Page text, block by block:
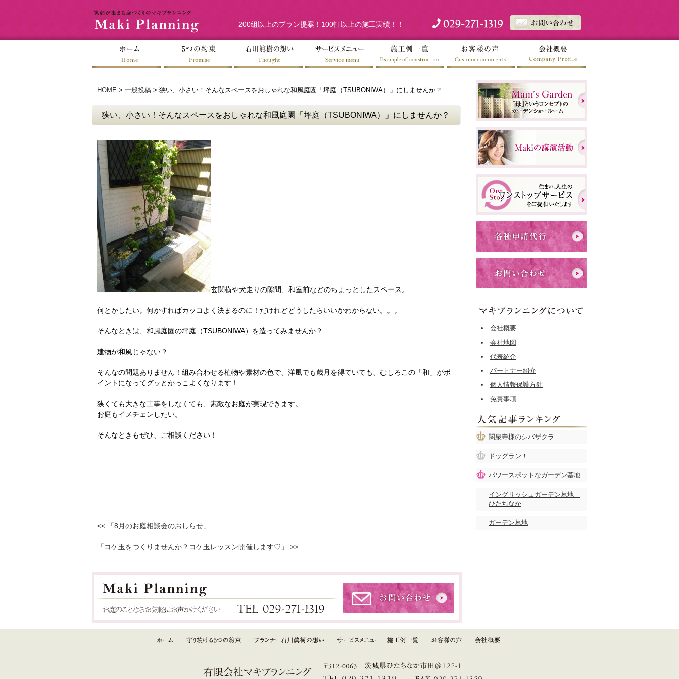
200組以上のプラン提案！100軒以上の施工実績！！
HOME > 一般投稿 > 狭い、小さい！そんなスペースをおしゃれな和風庭園「坪庭（TSUBONIWA）」にしませんか？
狭い、小さい！そんなスペースをおしゃれな和風庭園「坪庭（TSUBONIWA）」にしませんか？
玄関横や犬走りの隙間、和室前などのちょっとしたスペース。
何とかしたい。何かすればカッコよく決まるのに！だけれどどうしたらいいかわからない。。。
そんなときは、和風庭園の坪庭（TSUBONIWA）を造ってみませんか？
建物が和風じゃない？
そんなの問題ありません！組み合わせる植物や素材の色で、洋風でも歳月を得ていても、むしろこの「和」がポ
イントになってグッとかっこよくなります！
狭くても大きな工事をしなくても、素敵なお庭が実現できます。
お庭もイメチェンしたい。
そんなときもぜひ、ご相談ください！
<< 「8月のお庭相談会のおしらせ」
「コケ玉をつくりませんか？コケ玉レッスン開催します♡」 >>
会社概要
会社地図
代表紹介
パートナー紹介
個人情報保護方針
免責事項
関泉寺様のシバザクラ
ドッグラン！
パワースポットなガーデン墓地
イングリッシュガーデン墓地
ひたちなか
ガーデン墓地